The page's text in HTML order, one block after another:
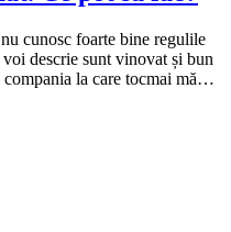
cunosc foarte bine regulile
descrie sunt vinovat și bun
la care tocmai mă…